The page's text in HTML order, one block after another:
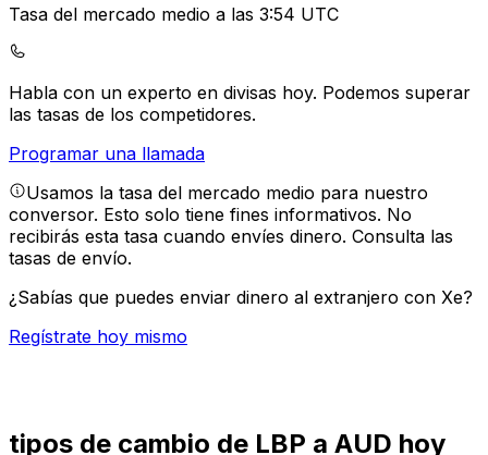
Tasa del mercado medio a las 3:54 UTC
Habla con un experto en divisas hoy. Podemos superar
las tasas de los competidores.
Programar una llamada
Usamos la tasa del mercado medio para nuestro
conversor. Esto solo tiene fines informativos. No
recibirás esta tasa cuando envíes dinero. Consulta las
tasas de envío.
¿Sabías que puedes enviar dinero al extranjero con Xe?
Regístrate hoy mismo
tipos de cambio de LBP a AUD hoy